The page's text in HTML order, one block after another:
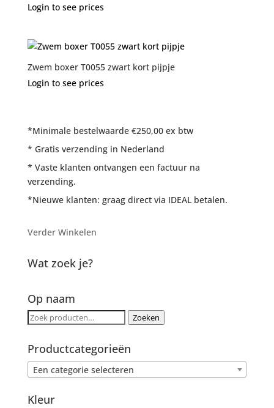
Login to see prices
Zwem boxer T0055 zwart kort pijpje
Login to see prices
*Minimale bestelwaarde €250,00 ex btw
* Gratis verzending in Nederland
* Vaste klanten ontvangen een factuur na
verzending.
*Nieuwe klanten: graag direct via IDEAL betalen.
Verder Winkelen
Wat zoek je?
Op naam
Zoeken
Zoeken
Productcategorieën
Een categorie selecteren
Kleur